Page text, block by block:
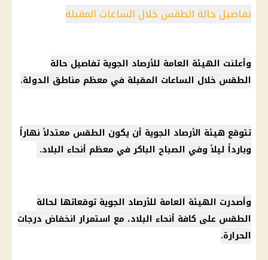
تفاصيل حالة الطقس خلال الساعات المقبلة
وأعلنت الهيئة العامة للأرصاد الجوية تفاصيل حالة
الطقس خلال الساعات المقبلة في معظم مناطق الدولة.
تتوقع هيئة الأرصاد الجوية أن يكون الطقس معتدلاً نهاراً
وبارداً ليلاً وفي الصباح الباكر في معظم أنحاء البلاد.
وأصدرت الهيئة العامة للأرصاد الجوية توقعاتها لحالة
الطقس على كافة أنحاء البلاد، مع استمرار انخفاض درجات
الحرارة.